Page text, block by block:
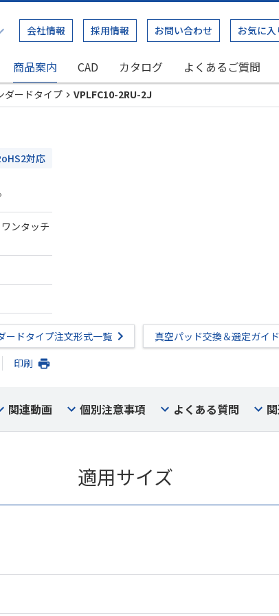
会社情報 採用情報 お問い合わせ お気に入
商品案内 CAD カタログ よくあるご質問
ダードタイプ VPLFC10-2RU-2J
対応
ンタッチ
ードタイプ注文形式一覧
真空パッド交換＆選定ガイド
印刷
関連動画 個別注意事項 よくある質問
適用サイズ